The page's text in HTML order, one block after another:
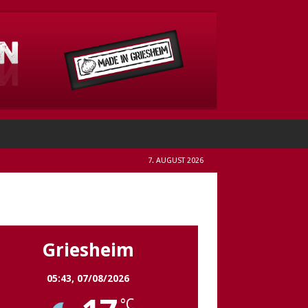
7. AUGUST 2026
Griesheim
05:43, 07/08/2026
°C